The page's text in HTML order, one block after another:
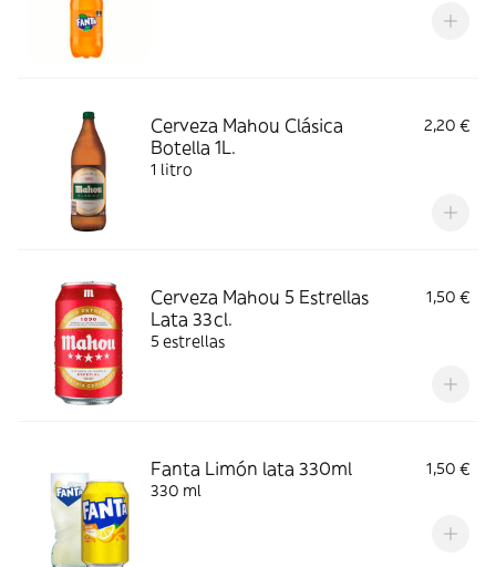
Cerveza Mahou Clásica
Botella 1L.
2,20 €
1 litro
Cerveza Mahou 5 Estrellas
Lata 33cl.
1,50 €
5 estrellas
Fanta Limón lata 330ml
1,50 €
330 ml